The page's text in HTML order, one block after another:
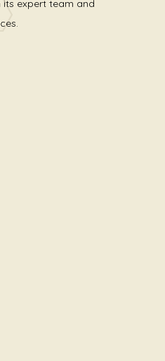
its expert team and